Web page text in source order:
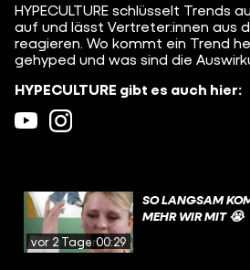
HYPECULTURE schlüsselt Trends
auf und lässt Vertreter:innen aus
reagieren. Wo kommt ein Trend
gehyped und was sind die
HYPECULTURE gibt es auch hier:
vor 2 Tagen00:29
SO LANGSAM
MEHR WIR MIT 😭